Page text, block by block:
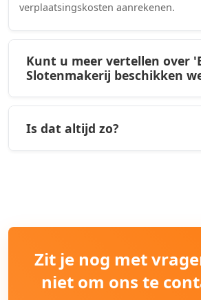
verplaatsingskosten aanrekenen.
Kunt u meer vertellen over
Slotenmakerij beschikken
Is dat altijd zo?
Zit je nog met
niet om ons te